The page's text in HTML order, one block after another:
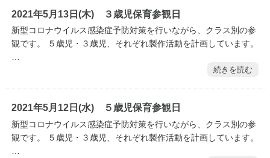
2021年5月13日(木) ３歳児保育参観日
新型コロナウイルス感染症予防対策を行いながら、クラス別の参
観です。 ５歳児・３歳児、それぞれ製作活動を計画しています。
続きを読む
2021年5月12日(水) ５歳児保育参観日
新型コロナウイルス感染症予防対策を行いながら、クラス別の参
観です。 ５歳児・３歳児、それぞれ製作活動を計画しています。